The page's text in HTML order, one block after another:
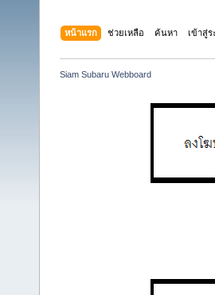
หน้าแรก ช่วยเหลือ ค้นหา เข้าสู่
Siam Subaru Webboard